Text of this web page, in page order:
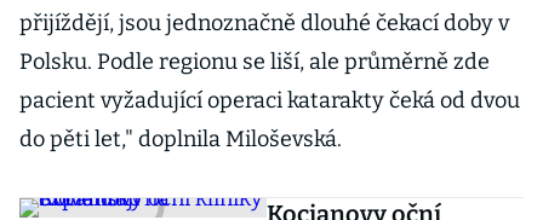
přijíždějí, jsou jednoznačně dlouhé čekací doby v
Polsku. Podle regionu se liší, ale průměrně zde
pacient vyžadující operaci katarakty čeká od dvou
do pěti let," doplnila Miloševská.
Kocianovy oční